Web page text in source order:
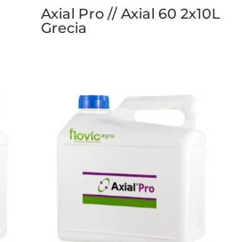
Axial Pro // Axial 60 2x10L
Grecia